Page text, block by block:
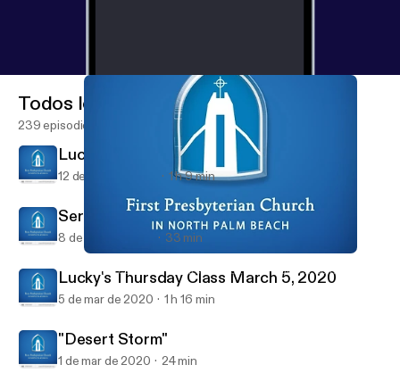
First Presbyterian Church in North Palm Beach Sermons
Todos los episodios
239 episodios
Lucky's Thursday Class March 12, 2020
12 de mar de 2020 1 h 9 min
Sermon March 8, 2020
8 de mar de 2020 33 min
Lucky's Thursday Class March 5, 2020
5 de mar de 2020 1 h 16 min
"Desert Storm"
1 de mar de 2020 24 min